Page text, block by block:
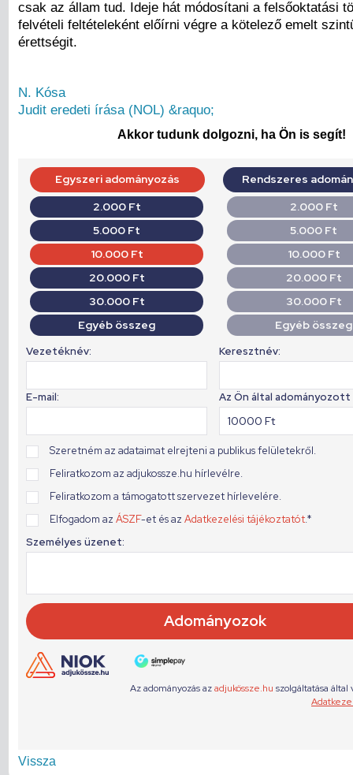
csak az állam tud. Ideje hát módosítani a felsőoktatási
felvételi feltételeként előírni végre a kötelező emelt
érettségit.
N. Kósa
Judit eredeti írása (NOL) &raquo;
Akkor tudunk dolgozni, ha Ön is segít!
Vissza